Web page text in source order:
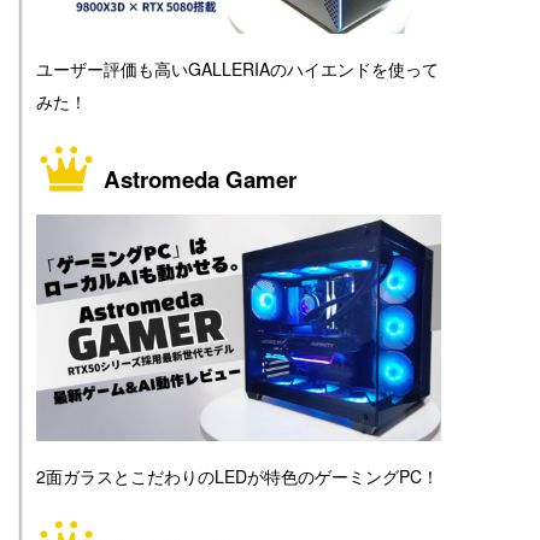
ユーザー評価も高いGALLERIAのハイエンドを使って
みた！
Astromeda Gamer
2面ガラスとこだわりのLEDが特色のゲーミングPC！